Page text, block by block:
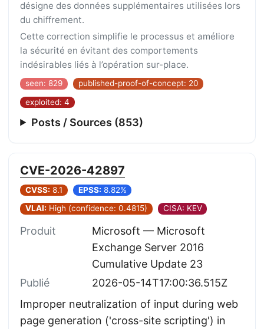
désigne des données supplémentaires utilisées lors
du chiffrement.
Cette correction simplifie le processus et améliore
la sécurité en évitant des comportements
indésirables liés à l’opération sur-place.
seen: 829
published-proof-of-concept: 20
exploited: 4
Posts / Sources (853)
CVE-2026-42897
CVSS: 8.1 EPSS: 8.82%
VLAI: High (confidence: 0.4815) CISA: KEV
Produit
Microsoft — Microsoft
Exchange Server 2016
Cumulative Update 23
Publié
2026-05-14T17:00:36.515Z
Improper neutralization of input during web
page generation ('cross-site scripting') in